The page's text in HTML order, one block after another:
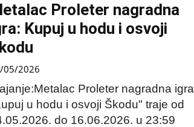
Proleter nagradna
Kupuj u hodu i osvoji
05/2026
Proleter nagradna igra
u hodu i osvoji Škodu" traje od
do 16.06.2026. u 23:59